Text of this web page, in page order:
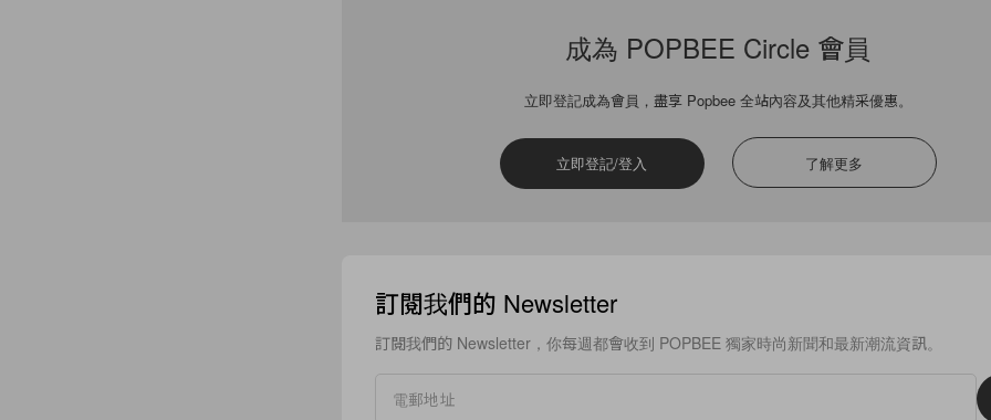
Summer，Tom 是個浪漫到無可救藥的男子，他相信一見鍾情，更篤信命中注
Summer 就是他的 Soulmate，由此開展了 500 天由暗戀進化成熱戀，最後又
但是別忘了，這不只是一套歌頌愛情的電影，當戀愛的糖份消耗淨盡，隨之而
成為 POPBEE Circle 會員
立即登記成為會員，盡享 Popbee 全站內容及其他精采優惠。
立即登記/登入 了解更多
訂閱我們的 Newsletter
訂閱我們的 Newsletter，你每週都會收到 POPBEE 獨家時尚新聞和最新潮流資訊。